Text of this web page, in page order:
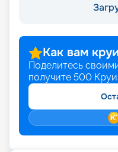
Как вам
Поделитесь
получите 500